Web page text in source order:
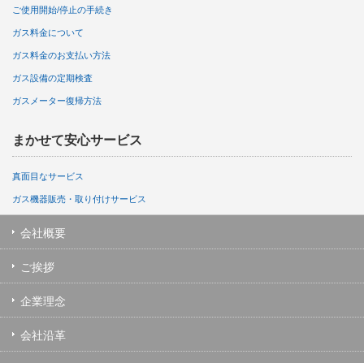
ご使用開始/停止の手続き
ガス料金について
ガス料金のお支払い方法
ガス設備の定期検査
ガスメーター復帰方法
まかせて安心サービス
真面目なサービス
ガス機器販売・取り付けサービス
会社概要
ご挨拶
企業理念
会社沿革